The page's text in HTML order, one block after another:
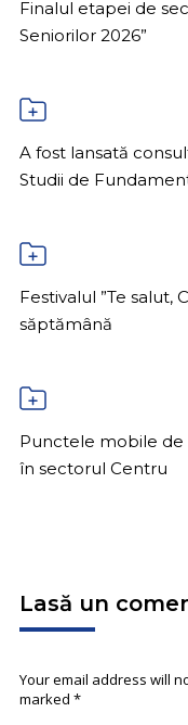
Finalul etapei de
Seniorilor 2026”
A fost lansată
Studii de
Festivalul ”Te salut,
săptămână
Punctele mobile de
în sectorul Centru
Lasă un
Your email address will
marked *